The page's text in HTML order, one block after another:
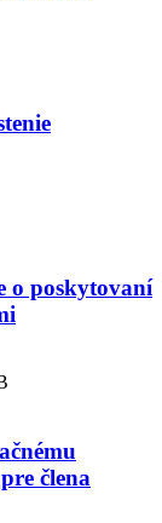
o poskytovaní
člena